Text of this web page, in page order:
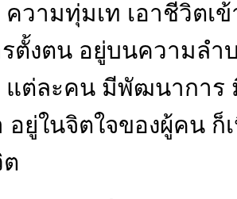
ความทุ่มเท เอาชีวิตเ
ตั้งตน อยู่บนความลำ
แต่ละคน มีพัฒนาการ
อยู่ในจิตใจของผู้คน